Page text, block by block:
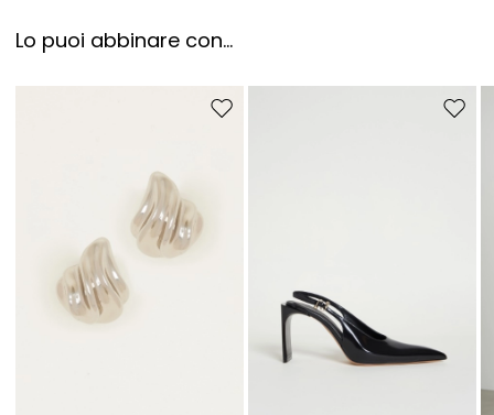
Lo puoi abbinare con...
Sposta nella wishlist